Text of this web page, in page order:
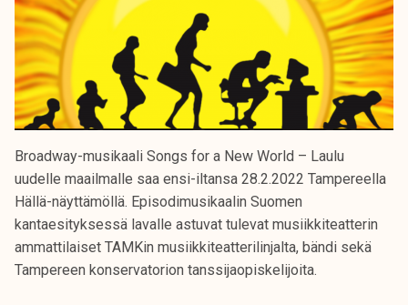
Broadway-musikaali Songs for a New World – Laulu
uudelle maailmalle saa ensi-iltansa 28.2.2022 Tampereella
Hällä-näyttämöllä. Episodimusikaalin Suomen
kantaesityksessä lavalle astuvat tulevat musiikkiteatterin
ammattilaiset TAMKin musiikkiteatterilinjalta, bändi sekä
Tampereen konservatorion tanssijaopiskelijoita.